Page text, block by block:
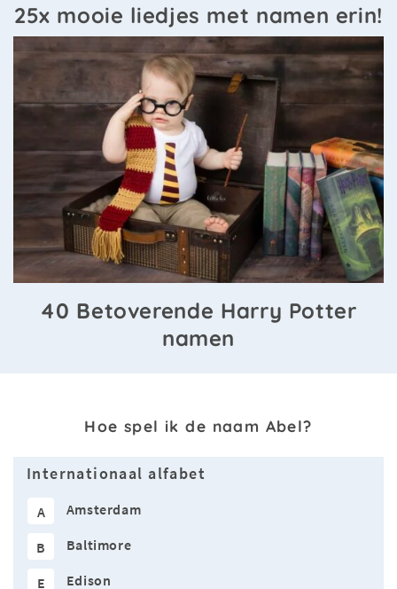
25x mooie liedjes met namen erin!
40 Betoverende Harry Potter
namen
Hoe spel ik de naam Abel?
Internationaal alfabet
A Amsterdam
B Baltimore
E Edison